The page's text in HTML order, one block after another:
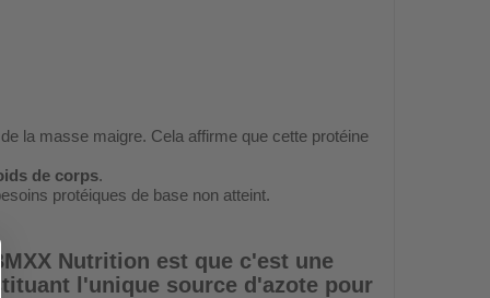
la masse maigre. Cela affirme que cette protéine
de corps.
protéiques de base non atteint.
Nutrition est que c'est une
l'unique source d'azote pour